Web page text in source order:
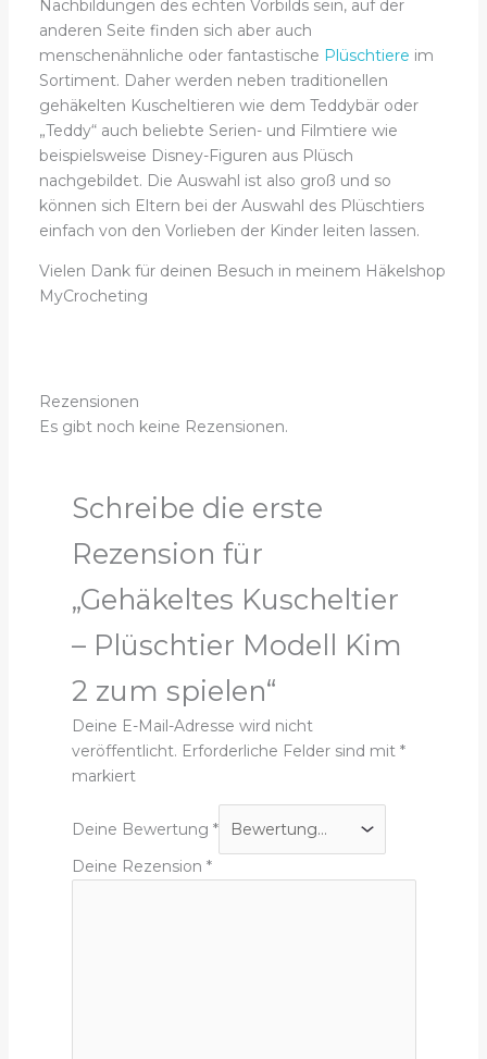
Nachbildungen des echten Vorbilds sein, auf der
anderen Seite finden sich aber auch
menschenähnliche oder fantastische Plüschtiere im
Sortiment. Daher werden neben traditionellen
gehäkelten Kuscheltieren wie dem Teddybär oder
„Teddy“ auch beliebte Serien- und Filmtiere wie
beispielsweise Disney-Figuren aus Plüsch
nachgebildet. Die Auswahl ist also groß und so
können sich Eltern bei der Auswahl des Plüschtiers
einfach von den Vorlieben der Kinder leiten lassen.
Vielen Dank für deinen Besuch in meinem Häkelshop
MyCrocheting
Rezensionen
Es gibt noch keine Rezensionen.
Schreibe die erste
Rezension für
„Gehäkeltes Kuscheltier
– Plüschtier Modell Kim
2 zum spielen“
Deine E-Mail-Adresse wird nicht
veröffentlicht. Erforderliche Felder sind mit *
markiert
Deine Bewertung *
Deine Rezension *